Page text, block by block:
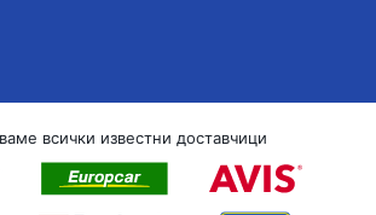
всички известни доставчици